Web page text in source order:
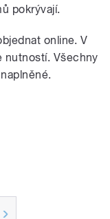
pokrývají.
online. V
nutností. Všechny